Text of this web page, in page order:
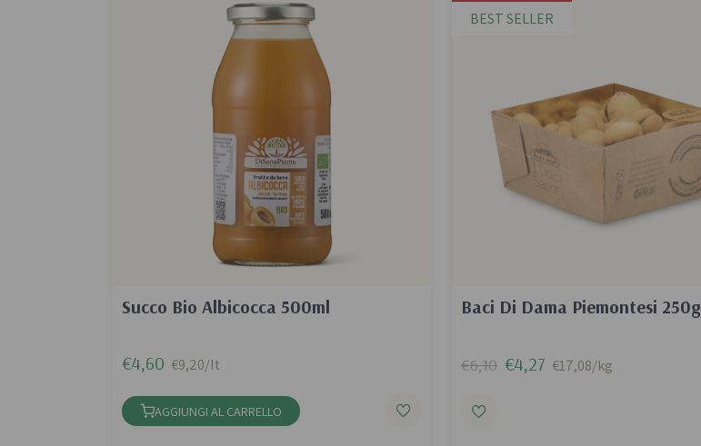
Succo Bio Albicocca 500ml
€4,60 €9,20/lt
AGGIUNGI AL CARRELLO
Baci Di Dama Piemontesi 250g
BEST SELLER
€6,10 €4,27 €17,08/kg